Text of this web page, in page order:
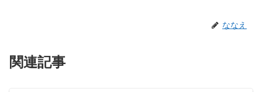
ななえ
関連記事